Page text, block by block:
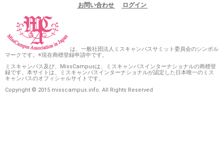
お問い合わせ ログイン
は、一般社団法人ミスキャンパスサミット委員会のシンボル
マークです。※現在商標登録申請中です。
ミスキャンパス及び、MissCampusは、ミスキャンパスインターナショナルの商標登
録です。本サイトは、ミスキャンパスインターナショナルが認定した日本唯一のミス
キャンパスのオフィシャルサイトです。
Copyright © 2015 misscampus.info. All Rights Reserved